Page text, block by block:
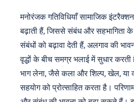
मनोरंजक गतिविधियाँ सामाजिक
बढ़ाती हैं, जिससे संबंध और सहभागिता
संबंधों को बढ़ावा देती हैं, अलगाव की
वृद्धों के बीच समग्र भलाई में सुधार करती
भाग लेना, जैसे कला और शिल्प, खेल, या
सहयोग को प्रोत्साहित करता है।